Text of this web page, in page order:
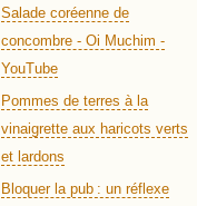
Salade coréenne de
concombre - Oi Muchim -
YouTube
Pommes de terres à la
vinaigrette aux haricots verts
et lardons
Bloquer la pub : un réflexe